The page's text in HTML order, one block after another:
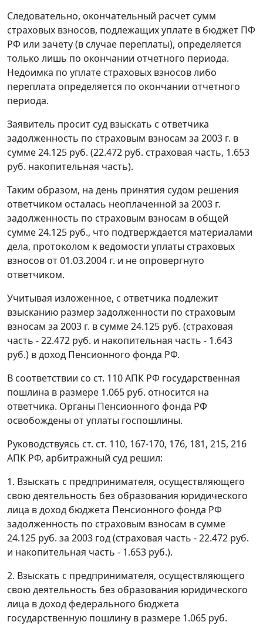
Следовательно, окончательный расчет сумм
страховых взносов, подлежащих уплате в бюджет ПФ
РФ или зачету (в случае переплаты), определяется
только лишь по окончании отчетного периода.
Недоимка по уплате страховых взносов либо
переплата определяется по окончании отчетного
периода.
Заявитель просит суд взыскать с ответчика
задолженность по страховым взносам за 2003 г. в
сумме 24.125 руб. (22.472 руб. страховая часть, 1.653
руб. накопительная часть).
Таким образом, на день принятия судом решения
ответчиком осталась неоплаченной за 2003 г.
задолженность по страховым взносам в общей
сумме 24.125 руб., что подтверждается материалами
дела, протоколом к ведомости уплаты страховых
взносов от 01.03.2004 г. и не опровергнуто
ответчиком.
Учитывая изложенное, с ответчика подлежит
взысканию размер задолженности по страховым
взносам за 2003 г. в сумме 24.125 руб. (страховая
часть - 22.472 руб. и накопительная часть - 1.643
руб.) в доход Пенсионного фонда РФ.
В соответствии со ст. 110АПК РФ государственная
пошлина в размере 1.065 руб. относится на
ответчика. Органы Пенсионного фонда РФ
освобождены от уплаты госпошлины.
Руководствуясь ст. ст. 110, 167-170, 176, 181, 215, 216
АПК РФ, арбитражный суд решил:
1. Взыскать с предпринимателя, осуществляющего
свою деятельность без образования юридического
лица в доход бюджета Пенсионного фонда РФ
задолженность по страховым взносам в сумме
24.125 руб. за 2003 год (страховая часть - 22.472 руб.
и накопительная часть - 1.653 руб.).
2. Взыскать с предпринимателя, осуществляющего
свою деятельность без образования юридического
лица в доход федерального бюджета
государственную пошлину в размере 1.065 руб.